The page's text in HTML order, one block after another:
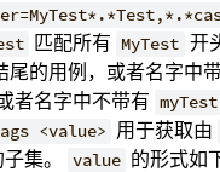
匹配所有 MyTest 开
尾的用例，或者名字中
者名字中不带有 myTest
<value> 用于获取由
集。
value 的形式如